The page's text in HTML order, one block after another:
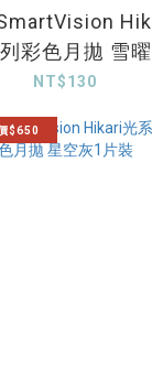
彩色月拋 雪曜
1片裝
NT$130
$650